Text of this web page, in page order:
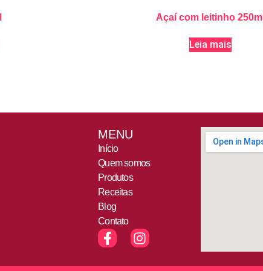
Açaí com leitinho 250ml
Leia mais
MENU
Início
Quem somos
Produtos
Receitas
Blog
Contato